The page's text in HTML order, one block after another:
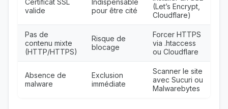
Certificat SSL
valide
Indispensable
pour être cité
(Let’s Encrypt,
Cloudflare)
Pas de
contenu mixte
(HTTP/HTTPS)
Risque de
blocage
Forcer HTTPS
via .htaccess
ou Cloudflare
Absence de
malware
Exclusion
immédiate
Scanner le site
avec Sucuri ou
Malwarebytes